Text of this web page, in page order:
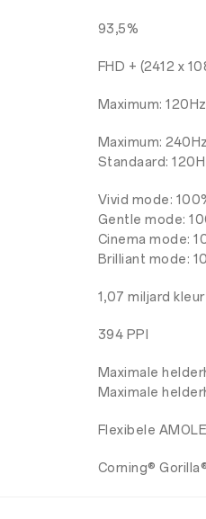
93,5%
FHD + (2412 x
Maximum:
Maximum: 240Hz
Standaard:
Vivid mode:
Gentle mode:
Cinema mode:
Brilliant mode:
1,07 miljard
394 PPI
Maximale
Maximale
Flexibele
Corning®️